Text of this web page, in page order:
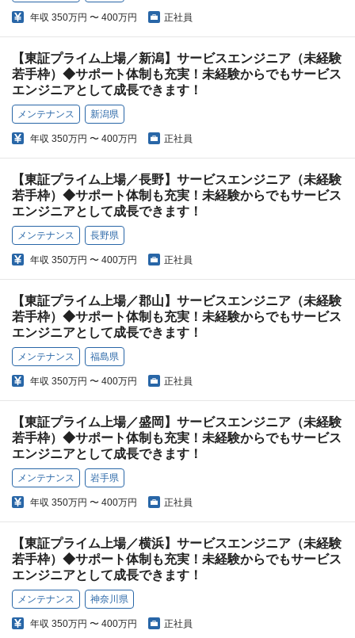
年収 350万円 〜 400万円 正社員
【東証プライム上場／新潟】サービスエンジニア（未経験
若手枠）◆サポート体制も充実！未経験からでもサービス
エンジニアとして成長できます！
メンテナンス 新潟県
年収 350万円 〜 400万円 正社員
【東証プライム上場／長野】サービスエンジニア（未経験
若手枠）◆サポート体制も充実！未経験からでもサービス
エンジニアとして成長できます！
メンテナンス 長野県
年収 350万円 〜 400万円 正社員
【東証プライム上場／郡山】サービスエンジニア（未経験
若手枠）◆サポート体制も充実！未経験からでもサービス
エンジニアとして成長できます！
メンテナンス 福島県
年収 350万円 〜 400万円 正社員
【東証プライム上場／盛岡】サービスエンジニア（未経験
若手枠）◆サポート体制も充実！未経験からでもサービス
エンジニアとして成長できます！
メンテナンス 岩手県
年収 350万円 〜 400万円 正社員
【東証プライム上場／横浜】サービスエンジニア（未経験
若手枠）◆サポート体制も充実！未経験からでもサービス
エンジニアとして成長できます！
メンテナンス 神奈川県
年収 350万円 〜 400万円 正社員